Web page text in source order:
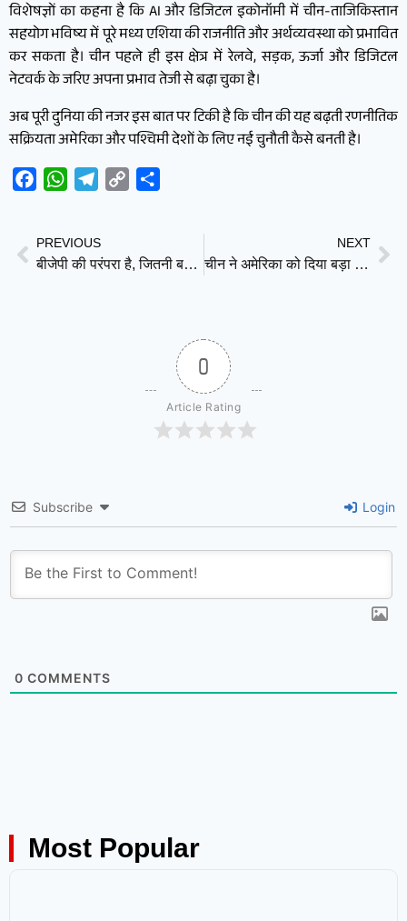
विशेषज्ञों का कहना है कि AI और डिजिटल इकोनॉमी में चीन-ताजिकिस्तान
सहयोग भविष्य में पूरे मध्य एशिया की राजनीति और अर्थव्यवस्था को प्रभावित
कर सकता है। चीन पहले ही इस क्षेत्र में रेलवे, सड़क, ऊर्जा और डिजिटल
नेटवर्क के जरिए अपना प्रभाव तेजी से बढ़ा चुका है।
अब पूरी दुनिया की नजर इस बात पर टिकी है कि चीन की यह बढ़ती रणनीतिक
सक्रियता अमेरिका और पश्चिमी देशों के लिए नई चुनौती कैसे बनती है।
FacebookWhatsAppTelegram
Copy
PREVIOUS
बीजेपी की परंपरा है, जितनी बड़ी चोरी उतना बड़ा इनाम : राहुल गांधी
NEXT
चीन ने अमेरिका को दिया बड़ा संदेश! बोला – China-US व्यापारिक रिश्ते दोनों देशों और दुनिया के लिए जरूरी
0
Article Rating
Subscribe Login
0 COMMENTS
Most Popular